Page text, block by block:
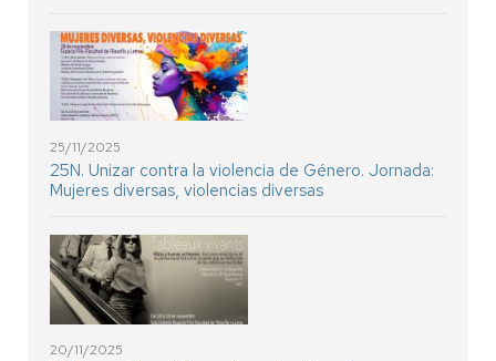
25/11/2025
25N. Unizar contra la violencia de Género. Jornada:
Mujeres diversas, violencias diversas
20/11/2025